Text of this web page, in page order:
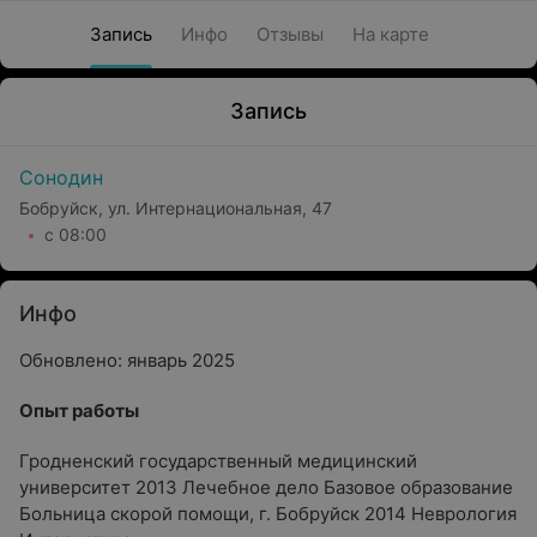
Запись Инфо Отзывы На карте
Запись
Сонодин
Бобруйск, ул. Интернациональная, 47
с 08:00
Инфо
Обновлено: январь 2025
Опыт работы
Гродненский государственный медицинский
университет 2013 Лечебное дело Базовое образование
Больница скорой помощи, г. Бобруйск 2014 Неврология